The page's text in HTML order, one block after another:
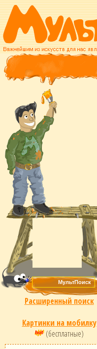
Расширенный поиск
Картинки на мобилку
(бесплатные)